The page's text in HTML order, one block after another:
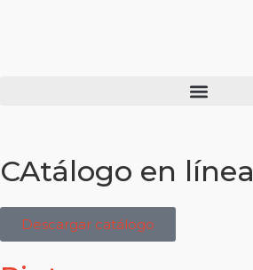
CAtálogo en línea
Descargar catálogo